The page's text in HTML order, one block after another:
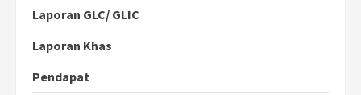
Laporan GLC/ GLIC
Laporan Khas
Pendapat